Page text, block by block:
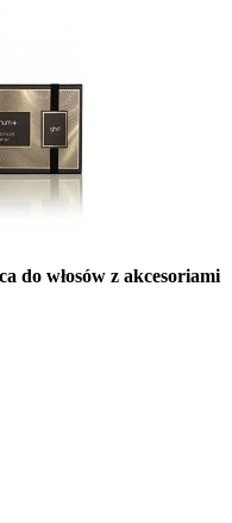
do włosów z akcesoriami